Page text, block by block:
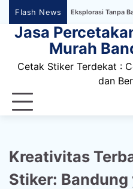
Skip
content
Flash News
Abstrak: Eksplorasi Tanpa Batas
Jasa
Murah
Cetak Stiker Terdekat :
dan
Kreativitas
Stiker: Bandung